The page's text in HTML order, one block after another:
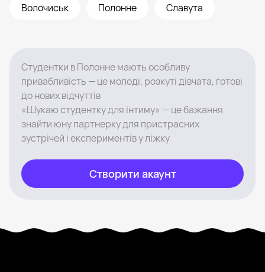
Волочиськ Полонне Славута
Студентки в Полонне мають особливу
привабливість — це молоді, розкуті дівчата, готові
до нових відчуттів
«Шукаю студентку для інтиму» — це бажання
знайти юну партнерку для пристрасних
зустрічей і експериментів у ліжку
Створити акаунт